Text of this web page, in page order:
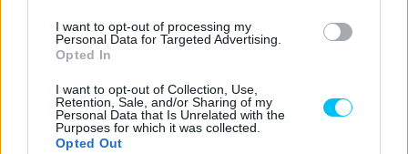
I want to opt-out of processing my
Personal Data for Targeted Advertising.
Opted In
I want to opt-out of Collection, Use,
Retention, Sale, and/or Sharing of my
Personal Data that Is Unrelated with the
Purposes for which it was collected.
Opted Out
világbajnokságon, majd 2008-ban és 2009-ben ismét
projektvezető lett, ezúttal az RC212V-é. 2010-től három
éven át a Honda technikai igazgatója volt, 2013-ban pedig
fejlesztési igazgató lett. 2016 óta töltötte be azt a
pozíciót, ahonnan most menesztették.